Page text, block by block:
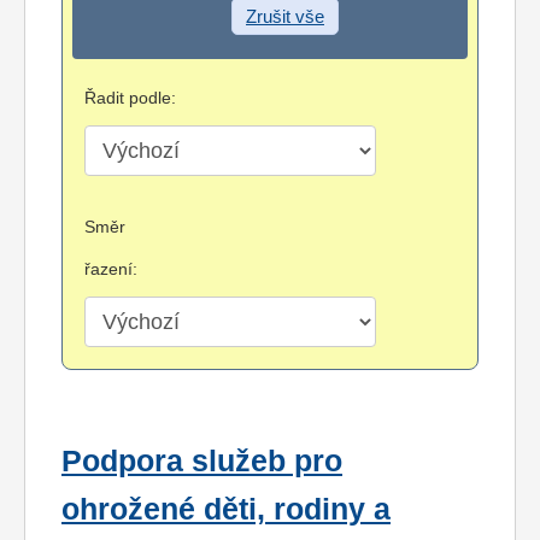
Zrušit vše
Řadit podle:
Směr
řazení:
Podpora služeb pro
ohrožené děti, rodiny a